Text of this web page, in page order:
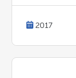
2017